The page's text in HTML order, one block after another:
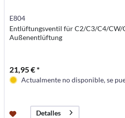
E804
Entlüftungsventil für C2/C3/C4/CW/
Außenentlüftung
21,95 € *
Actualmente no disponible, se
Detalles